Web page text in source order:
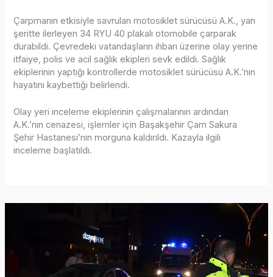
Çarpmanın etkisiyle savrulan motosiklet sürücüsü A.K., yan
şeritte ilerleyen 34 RYU 40 plakalı otomobile çarparak
durabildi. Çevredeki vatandaşların ihbarı üzerine olay yerine
itfaiye, polis ve acil sağlık ekipleri sevk edildi. Sağlık
ekiplerinin yaptığı kontrollerde motosiklet sürücüsü A.K.’nın
hayatını kaybettiği belirlendi.
Olay yeri inceleme ekiplerinin çalışmalarının ardından
A.K.’nın cenazesi, işlemler için Başakşehir Çam Sakura
Şehir Hastanesi’nin morguna kaldırıldı. Kazayla ilgili
inceleme başlatıldı.